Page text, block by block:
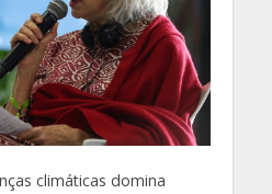
climáticas domina